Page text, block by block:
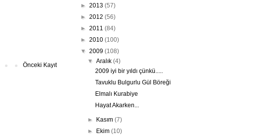
Önceki Kayıt
► 2013 (57)
► 2012 (56)
► 2011 (84)
► 2010 (100)
▼ 2009 (108)
▼Aralık(4)
2009 iyi bir yıldı çünkü.....
Tavuklu Bulgurlu Gül Böreği
Elmalı Kurabiye
Hayat Akarken...
► Kasım(7)
► Ekim(10)